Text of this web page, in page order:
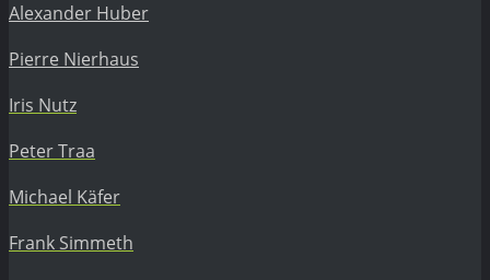
Alexander Huber
Pierre Nierhaus
Iris Nutz
Peter Traa
Michael Käfer
Frank Simmeth